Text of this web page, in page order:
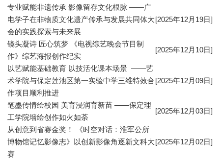
专业赋能非遗传承 影像留存文化根脉 ——广
电学子在非物质文化遗产传承与发展共同体大
会的实践探索与未来展
[2025年12月19日]
镜头凝诗 匠心筑梦 《电视综艺晚会节目制
作》综艺海报创作纪实
[2025年12月10日]
以艺赋能基础教育 以技活化课本场景 ——艺
术学院与保定莲池区第一实验中学三维特效合
作项目顺利推进
[2025年12月09日]
笔墨传情绘校园 美育浸润育新苗 ——保定理
工学院墙绘创作如火如荼
[2025年12月03日]
从创意到省赛金奖！ 《时空对话：淮军公所
博物馆记忆影像志》以创新影像角逐新文科大
赛
[2025年12月02日]